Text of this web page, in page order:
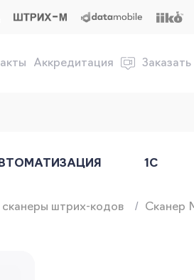
Аккредитация Заказать
1С
штрих-кодов Сканер